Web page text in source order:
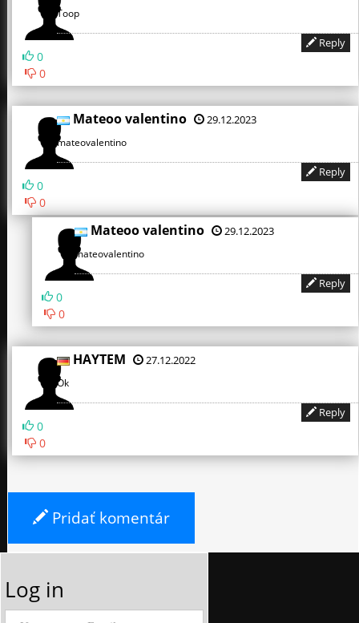
0
0
Toop
Reply
0
0
Mateoo valentino 29.12.2023
mateovalentino
Reply
0
0
Mateoo valentino 29.12.2023
mateovalentino
Reply
0
0
HAYTEM 27.12.2022
Ok
Reply
Pridať komentár
Log in